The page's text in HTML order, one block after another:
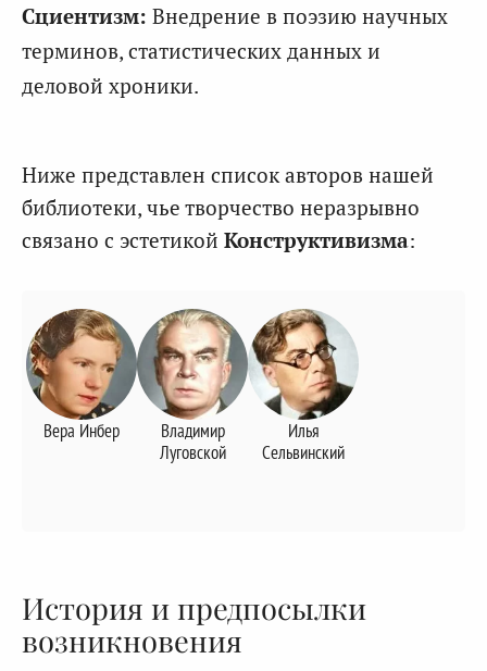
Сциентизм: Внедрение в поэзию научных
терминов, статистических данных и
деловой хроники.
Ниже представлен список авторов нашей
библиотеки, чье творчество неразрывно
связано с эстетикой Конструктивизма:
Вера Инбер
Владимир
Луговской
Илья
Сельвинский
История и предпосылки
возникновения